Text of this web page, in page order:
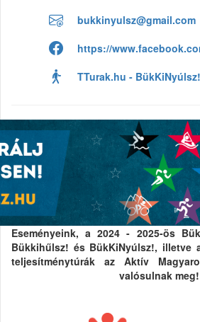
bukkinyulsz@gmail.com
https://
TTurak.hu -
Eseményeink, a 2024 - 2025-ös
Bükkihűlsz! és BükKiNyúlsz!, illetve
teljesítménytúrák az Aktív
valósulnak meg!